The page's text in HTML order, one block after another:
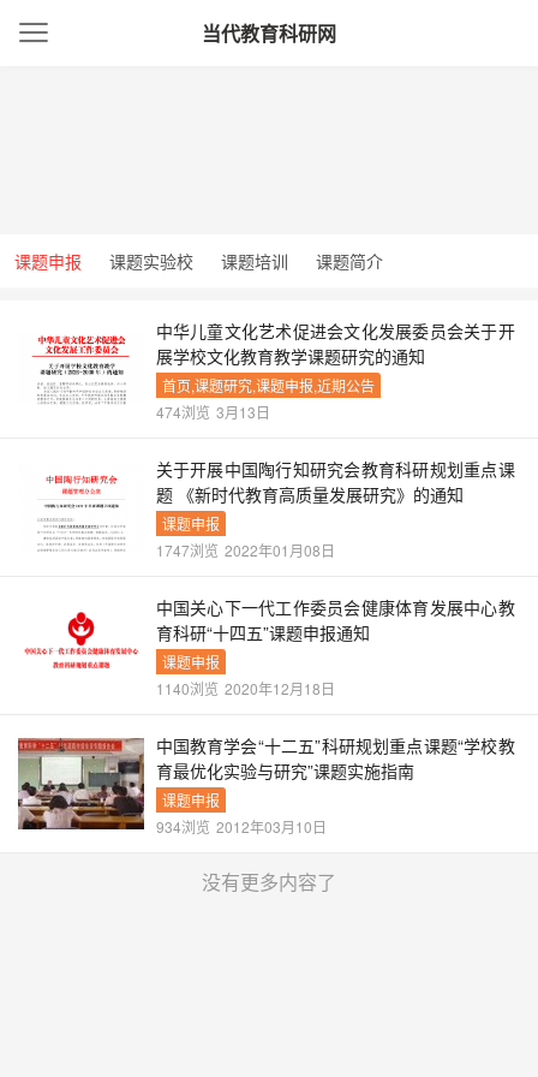
当代教育科研网
课题申报 课题实验校 课题培训 课题简介
中华儿童文化艺术促进会文化发展委员会关于开
展学校文化教育教学课题研究的通知
首页,课题研究,课题申报,近期公告
474浏览 3月13日
关于开展中国陶行知研究会教育科研规划重点课
题 《新时代教育高质量发展研究》的通知
课题申报
1747浏览 2022年01月08日
中国关心下一代工作委员会健康体育发展中心教
育科研“十四五”课题申报通知
课题申报
1140浏览 2020年12月18日
中国教育学会“十二五”科研规划重点课题“学校教
育最优化实验与研究”课题实施指南
课题申报
934浏览 2012年03月10日
没有更多内容了